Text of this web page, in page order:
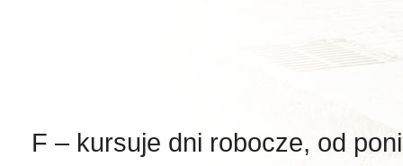
F – kursuje dni robocze, od